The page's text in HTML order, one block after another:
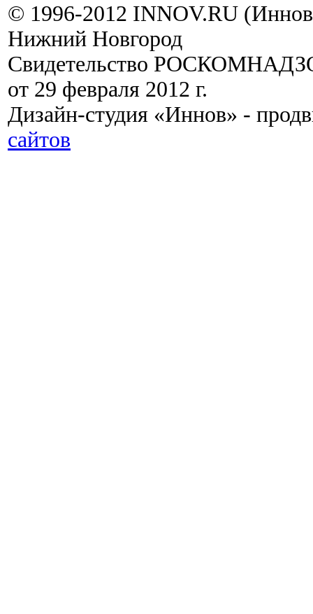
© 1996-2012 INNOV.RU
Нижний Новгород
Свидетельство
от 29 февраля 2012 г.
Дизайн-студия «Иннов» -
сайтов